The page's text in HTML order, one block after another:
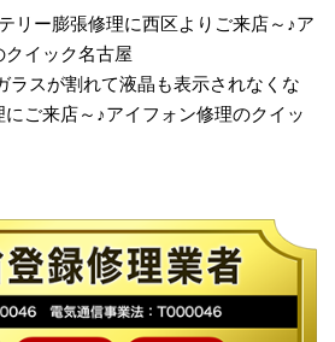
リー膨張修理に西区よりご来店～♪ア
クイック名古屋
ラスが割れて液晶も表示されなくな
にご来店～♪アイフォン修理のクイッ